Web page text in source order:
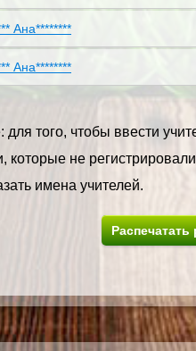
Ана********
Ана********
того, чтобы ввести
которые не
имена учителей.
Распечатать